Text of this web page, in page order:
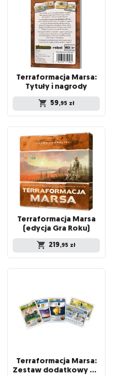
Terraformacja Marsa:
Tytuły i nagrody
59,95 zł
Terraformacja Marsa
(edycja Gra Roku)
219,95 zł
Terraformacja Marsa:
Zestaw dodatkowy #5 (20 kart)